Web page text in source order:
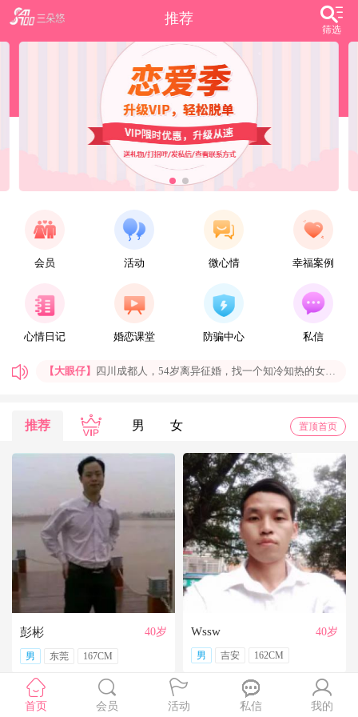
推荐
筛选
会员 活动 微心情 幸福案例
心情日记 婚恋课堂 防骗中心 私信
【大眼仔】
四川成都人，54岁离异征婚，找一个知冷知热的女人结婚过日子，非诚勿扰
【一米阳光】
上海征婚，找一位条件好点、能结婚的伴侣成家
【玉兰花】 山东济南本人，离异带一女儿，大龄男征婚，非诚勿扰。
【红玫】你再不来，我都老啦，个人诚征婚，限广西南宁
【乐园】湖北蕲春离异大龄女征婚，找一个蕲春的、60岁上下的男士结婚，共同过日子，不诚勿扰
【携手到老】今天开通钻石会员了，给我来信吧，我能看到你的联系方式哦
【铭铭】 40岁未婚上海杨浦男征婚，外地人或者上海人都可以，不介意是否离异，三观合适即可，速与我联系。
【任子君】
现居深圳罗湖区，44岁，离异，在深圳工作，找一个大方、善良，会疼爱人的女子做老婆，希望​‌‌能在这里遇见你，非诚勿扰。
【张小英】想找一个心动的人
推荐 男 女 置顶首页
彭彬 40岁
男 东莞 167CM
Wssw 40岁
男 吉安 162CM
首页 会员 活动 私信 我的